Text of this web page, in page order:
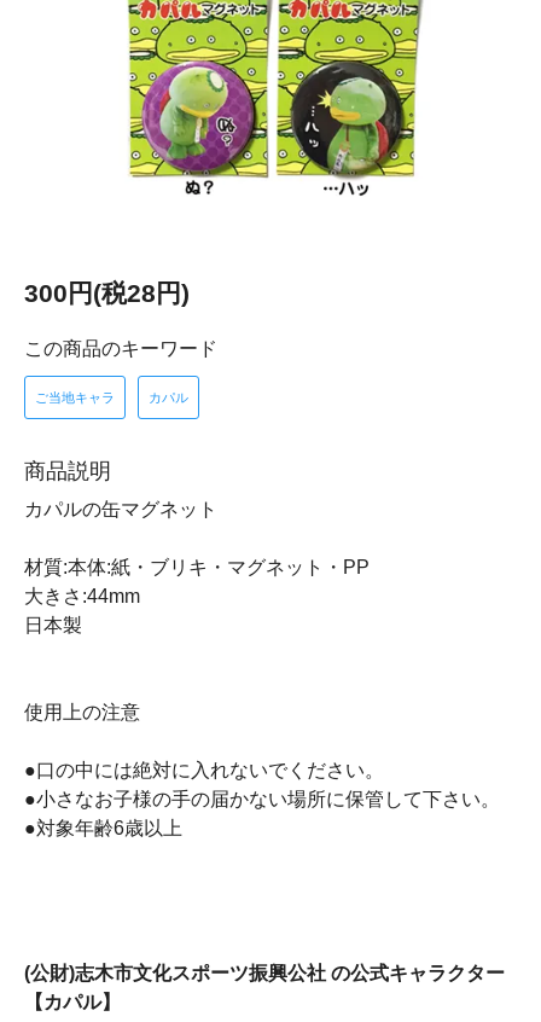
300円(税28円)
この商品のキーワード
ご当地キャラ カパル
商品説明
カパルの缶マグネット
材質:本体:紙・ブリキ・マグネット・PP
大きさ:44mm
日本製
使用上の注意
●口の中には絶対に入れないでください。
●小さなお子様の手の届かない場所に保管して下さい。
●対象年齢6歳以上
(公財)志木市文化スポーツ振興公社 の公式キャラクター
【カパル】